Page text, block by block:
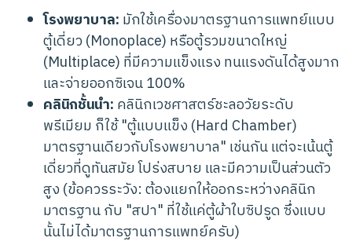
โรงพยาบาล: มักใช้เครื่องมาตรฐานการแพทย์แบบ
ตู้เดี่ยว (Monoplace) หรือตู้รวมขนาดใหญ่
(Multiplace) ที่มีความแข็งแรง ทนแรงดันได้สูงมาก
และจ่ายออกซิเจน 100%
คลินิกชั้นนำ: คลินิกเวชศาสตร์ชะลอวัยระดับ
พรีเมียม ก็ใช้ "ตู้แบบแข็ง (Hard Chamber)
มาตรฐานเดียวกับโรงพยาบาล" เช่นกัน แต่จะเน้นตู้
เดี่ยวที่ดูทันสมัย โปร่งสบาย และมีความเป็นส่วนตัว
สูง (ข้อควรระวัง: ต้องแยกให้ออกระหว่างคลินิก
มาตรฐาน กับ "สปา" ที่ใช้แค่ตู้ผ้าใบซิปรูด ซึ่งแบบ
นั้นไม่ได้มาตรฐานการแพทย์ครับ)